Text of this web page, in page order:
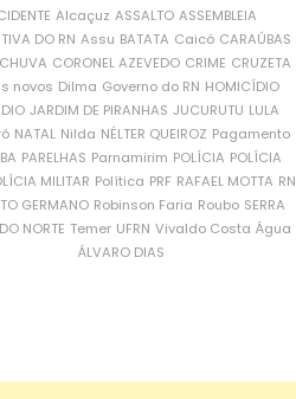
Alcaçuz ASSALTO ASSEMBLEIA
DO RN Assu BATATA Caicó CARAÚBAS
CORONEL AZEVEDO CRIME CRUZETA
novos Dilma Governo do RN HOMICÍDIO
JARDIM DE PIRANHAS JUCURUTU LULA
NATAL Nilda NÉLTER QUEIROZ Pagamento
PARELHAS Parnamirim POLÍCIA POLÍCIA
MILITAR Política PRF RAFAEL MOTTA RN
GERMANO Robinson Faria Roubo SERRA
NORTE Temer UFRN Vivaldo Costa Água
ÁLVARO DIAS